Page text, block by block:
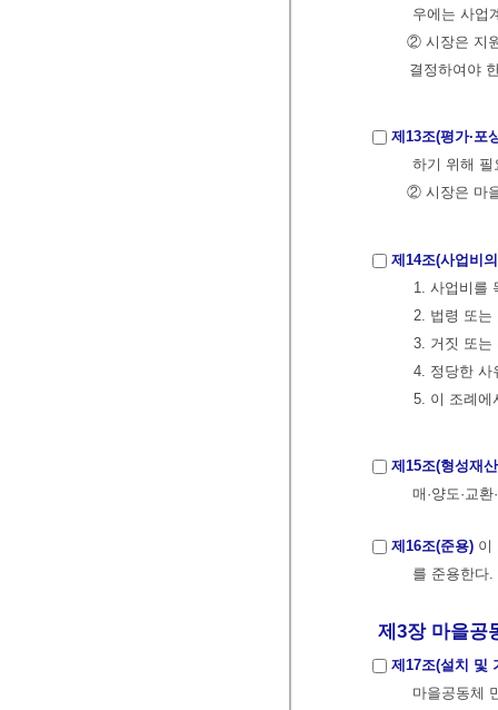
우에는 사업
② 시장은 지
결정하여야
제13조(평가·포
하기 위해 필
② 시장은 마
제14조(사업비
1. 사업비를
2. 법령 또
3. 거짓 또는
4. 정당한 사
5. 이 조례에
제15조(형성재
매·양도·교
제16조(준용) 이
를 준용한다.
제3장 마을공
제17조(설치 및
마을공동체